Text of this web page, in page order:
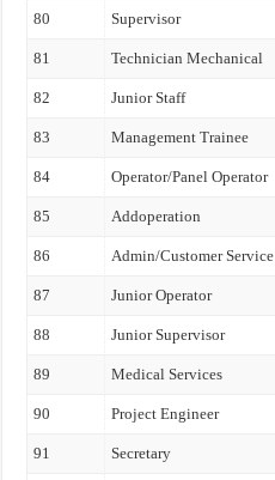
80 Supervisor
81 Technician Mechanical
82 Junior Staff
83 Management Trainee
84 Operator/Panel Operator
85 Addoperation
86 Admin/Customer Service
87 Junior Operator
88 Junior Supervisor
89 Medical Services
90 Project Engineer
91 Secretary